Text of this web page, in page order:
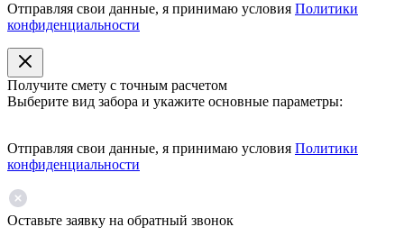
Отправляя свои данные, я принимаю условия Политики
конфиденциальности
Получите смету с точным расчетом
Выберите вид забора и укажите основные параметры:
Отправляя свои данные, я принимаю условия Политики
конфиденциальности
Оставьте заявку на обратный звонок